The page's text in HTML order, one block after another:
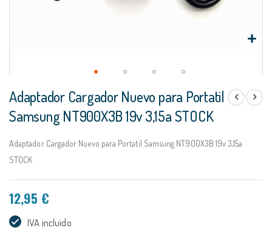
al
comienzo
de
galería
de
Adaptador Cargador Nuevo para Portatil
Samsung NT900X3B 19v 3,15a STOCK
Adaptador Cargador Nuevo para Portatil Samsung NT900X3B 19v 3,15a
STOCK
12,95 €
IVA incluido